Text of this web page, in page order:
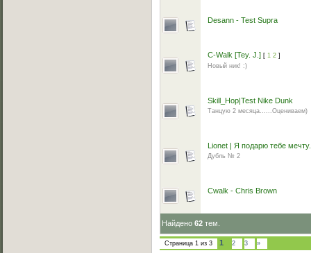
Desann - Test Supra
C-Walk [Tey. J.] [ 1 2 ]
Новый ник! :)
Skill_Hop|Test Nike Dunk
Танцую 2 месяца......Оцениваем)
Lionet | Я подарю тебе мечту.
Дубль № 2
Cwalk - Chris Brown
Найдено 62 тем.
Страница 1 из 3 1 2 3 »